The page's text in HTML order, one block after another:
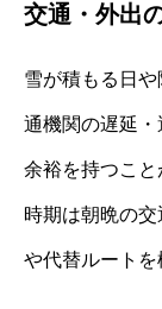
交通・外出
雪が積もる日
通機関の遅延
余裕を持つこ
時期は朝晩の
や代替ルートを